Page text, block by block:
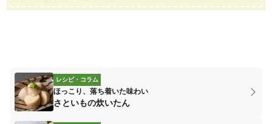
レシピ・コラム
ほっこり、落ち着いた味わい
さといもの炊いたん